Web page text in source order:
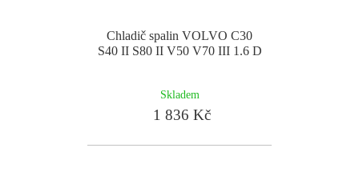
Chladič spalin VOLVO C30
S40 II S80 II V50 V70 III 1.6 D
Skladem
1 836 Kč